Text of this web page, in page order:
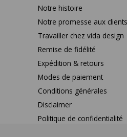
Notre histoire
Notre promesse aux clients
Travailler chez vida design
Remise de fidélité
Expédition & retours
Modes de paiement
Conditions générales
Disclaimer
Politique de confidentialité